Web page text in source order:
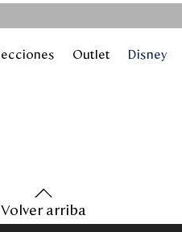
Outlet Disney
Volver arriba